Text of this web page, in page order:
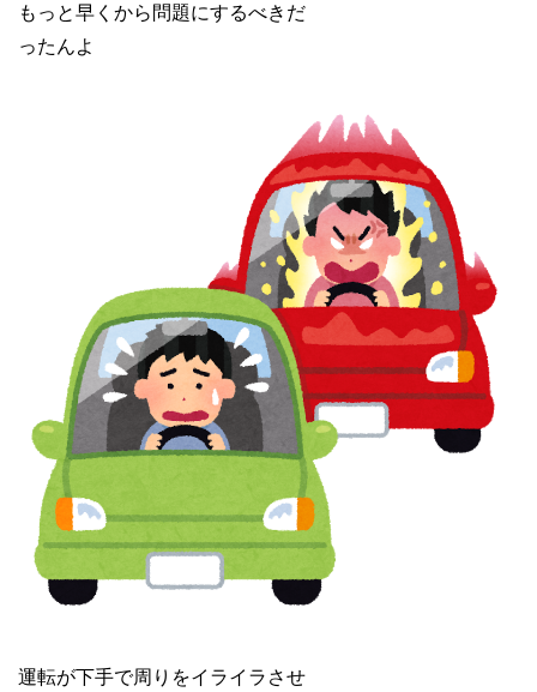
もっと早くから問題にするべきだ
ったんよ
運転が下手で周りをイライラさせ